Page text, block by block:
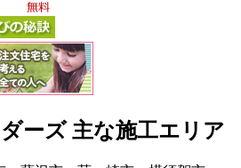
ーズ 主な施工エリア